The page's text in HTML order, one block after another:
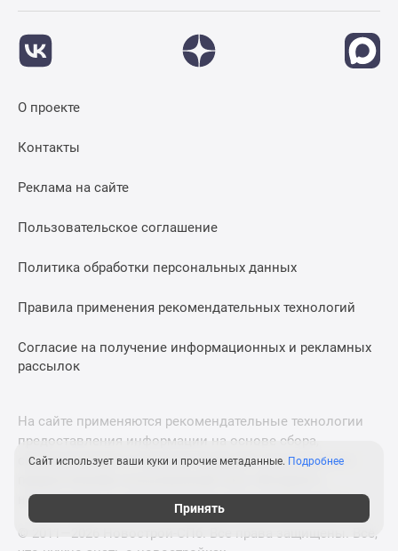
О проекте
Контакты
Реклама на сайте
Пользовательское соглашение
Политика обработки персональных данных
Правила применения рекомендательных технологий
Согласие на получение информационных и рекламных
рассылок
На сайте применяются рекомендательные технологии
предоставления информации на основе сбора,
систематизации и анализа сведений, относящихся к
находящихся на территории Российской Федерации.
© 2011—2026 Новострой-СПб. Все права защищены. Всё,
Сайт использует ваши куки и прочие метаданные. Подробнее
Принять